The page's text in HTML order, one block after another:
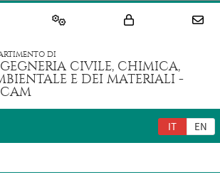
DI
CIVILE, CHIMICA,
E DEI MATERIALI -
IT EN